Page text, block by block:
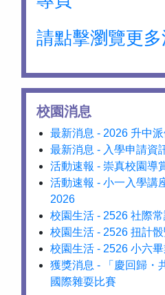
請點擊瀏覽更
校園消息
最新消息 - 2026 升中
最新消息 - 入學申請資
活動速報 - 崇真校園導
活動速報 - 小一入學講
2026
校園生活 - 2526 社際
校園生活 - 2526 扭計
校園生活 - 2526 小六
獲獎消息 - 「慶回歸・
國際雜耍比賽